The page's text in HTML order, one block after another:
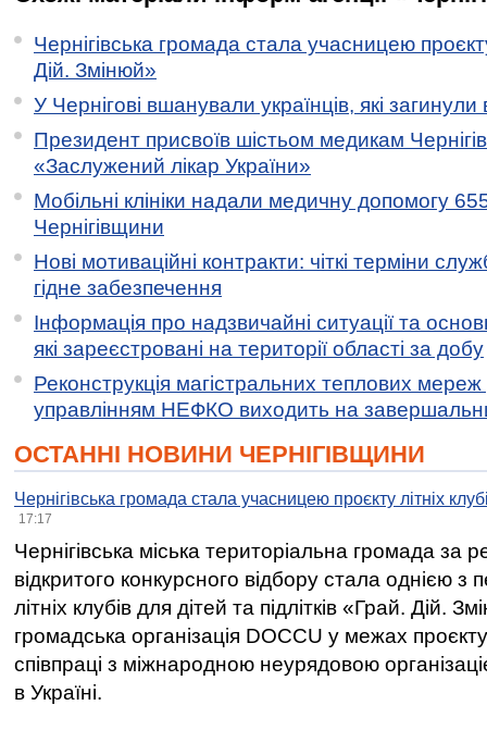
Чернігівська громада стала учасницею
Дій. Змінюй»
У Чернігові вшанували українців, які загинули
Президент присвоїв шістьом медикам
«Заслужений лікар України»
Мобільні клініки надали медичну допомогу
Чернігівщини
Нові мотиваційні контракти: чіткі терміни
гідне забезпечення
Інформація про надзвичайні ситуації та
які зареєстровані на території області за добу
Реконструкція магістральних теплових мереж
управлінням НЕФКО виходить на
ОСТАННІ НОВИНИ ЧЕРНІГІВЩИНИ
Чернігівська громада стала учасницею проєкту літніх
17:17
Чернігівська міська територіальна громада за
відкритого конкурсного відбору стала однією
літніх клубів для дітей та підлітків «Грай. Дій.
громадська організація DOCCU у межах
співпраці з міжнародною неурядовою
в Україні.